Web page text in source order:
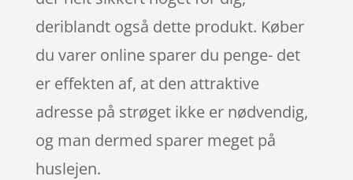
deriblandt også dette produkt. Køber
du varer online sparer du penge- det
er effekten af, at den attraktive
adresse på strøget ikke er nødvendig,
og man dermed sparer meget på
huslejen.